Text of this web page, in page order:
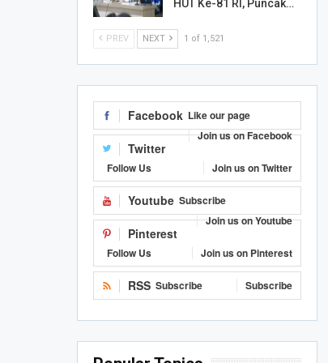
HUT Ke-81 RI, Puncak…
PREV NEXT 1 of 1,521
Facebook Like our page
Join us on Facebook
Twitter
Follow Us Join us on Twitter
Youtube Subscribe
Join us on Youtube
Pinterest
Follow Us Join us on Pinterest
RSS Subscribe Subscribe